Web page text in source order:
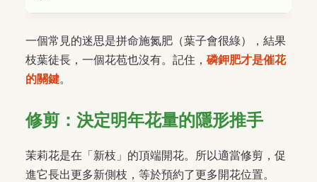
一個常見的迷思是拼命施氮肥（葉子會很綠），結果
枝葉徒長，一個花苞也沒有。記住， 磷鉀肥才是催花
的關鍵。
修剪：決定明年花量的隱形推手
茉莉花是在「新枝」的頂端開花。所以適當修剪，促
進它長出更多新側枝，等於預約了更多開花位置。